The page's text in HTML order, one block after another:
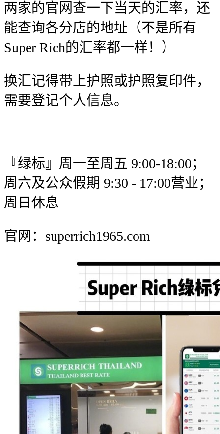
两家的官网查一下当天的汇率，还
能查询各分店的地址（不是所有
Super Rich的汇率都一样！）
换汇记得带上护照或护照复印件，
需要登记个人信息。
『绿标』周一至周五 9:00-18:00；
周六及公众假期 9:30 - 17:00营业；
周日休息
官网：superrich1965.com